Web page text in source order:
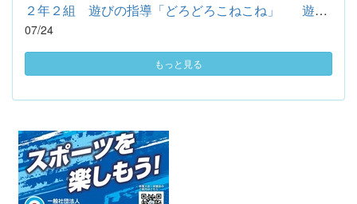
２年２組 遊びの指導「どろどろこねこね」 遊びの指導では、...
07/24
もっと見る